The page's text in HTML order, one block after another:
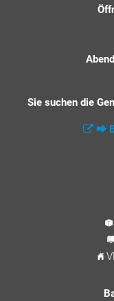
Sie suchen die
⮕